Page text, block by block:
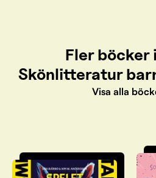
Fler böcker
Skönlitteratur
Visa alla